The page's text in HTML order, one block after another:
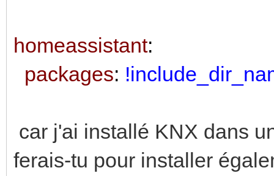
homeassistant:
packages:
car j'ai installé KNX dans
ferais-tu pour installer